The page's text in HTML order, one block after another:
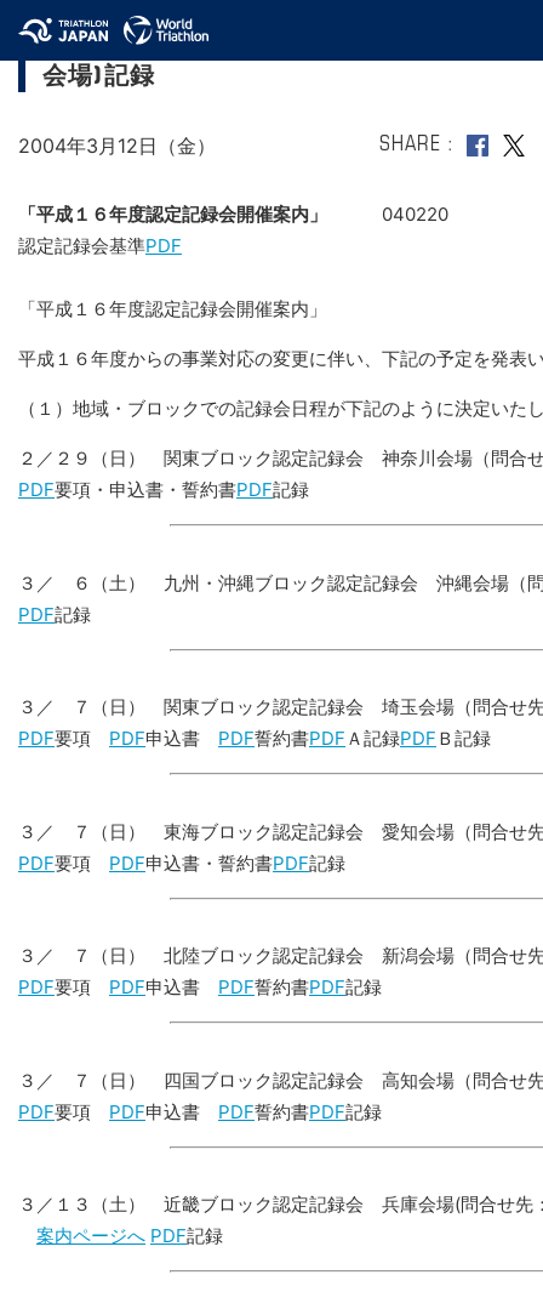
平成16年度四国ブロック認定記録会(高知
会場)記録
2004年3月12日（金） SHARE
「平成１６年度認定記録会開催案内」
040220
認定記録会基準PDF
「平成１６年度認定記録会開催案内」
平成１６年度からの事業対応の変更に伴い、下記の予定を発表
（１）地域・ブロックでの記録会日程が下記のように決定いた
２／２９（日） 関東ブロック認定記録会 神奈川会場（問合
PDF要項・申込書・誓約書PDF記録
３／ ６（土） 九州・沖縄ブロック認定記録会 沖縄会場（
PDF記録
３／ ７（日） 関東ブロック認定記録会 埼玉会場（問合せ
PDF要項 PDF申込書 PDF誓約書PDF Ａ記録PDF Ｂ記録
３／ ７（日） 東海ブロック認定記録会 愛知会場（問合せ
PDF要項 PDF申込書・誓約書PDF記録
３／ ７（日） 北陸ブロック認定記録会 新潟会場（問合せ
PDF要項 PDF申込書 PDF誓約書PDF記録
３／ ７（日） 四国ブロック認定記録会 高知会場（問合せ
PDF要項 PDF申込書 PDF誓約書PDF記録
３／１３（土） 近畿ブロック認定記録会 兵庫会場(問合せ先
案内ページへ PDF記録